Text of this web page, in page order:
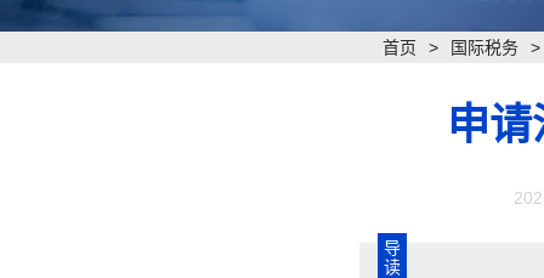
首页 > 国际税务 >
申
导
读